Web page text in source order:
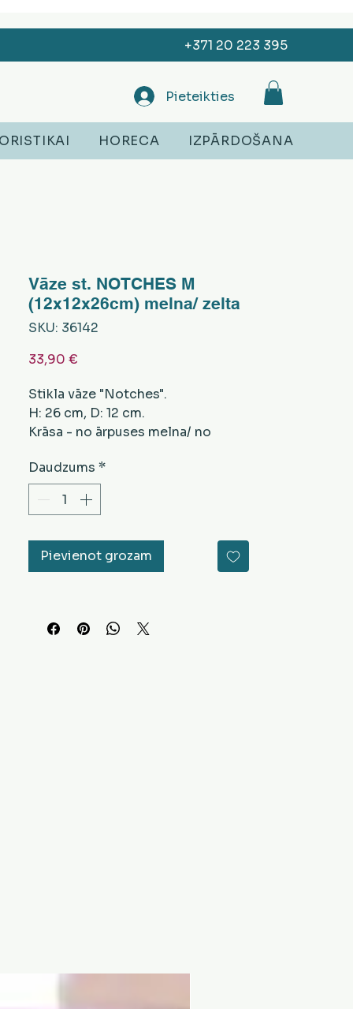
+371 20 223 395
Pieteikties
HORECA IZPĀRDOŠANA
Vāze st. NOTCHES M
(12x12x26cm) melna/ zelta
SKU: 36142
33,90 €
Stikla vāze "Notches".
H: 26 cm, D: 12 cm.
Krāsa - no ārpuses melna/ no
Daudzums *
Pievienot grozam